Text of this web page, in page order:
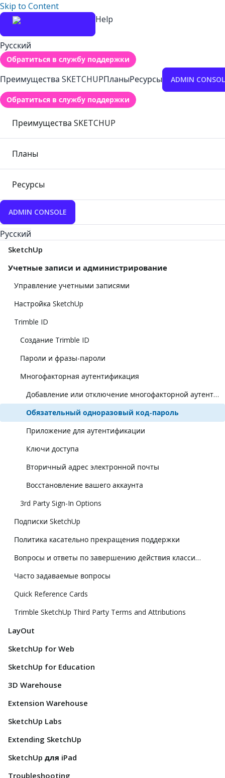
Skip to Content
Help
Русский
Обратиться в службу поддержки
Преимущества SKETCHUPПланыРесурсы ADMIN
Обратиться в службу поддержки
Преимущества SKETCHUP
Планы
Ресурсы
ADMIN CONSOLE
Русский
SketchUp
Учетные записи и администрирование
Управление учетными записями
Настройка SketchUp
Trimble ID
Создание Trimble ID
Пароли и фразы-пароли
Многофакторная аутентификация
Добавление или отключение многофакторной аутентификации
Обязательный одноразовый код-пароль
Приложение для аутентификации
Ключи доступа
Вторичный адрес электронной почты
Восстановление вашего аккаунта
3rd Party Sign-In Options
Подписки SketchUp
Политика касательно прекращения поддержки
Вопросы и ответы по завершению действия классической лицензии
Часто задаваемые вопросы
Quick Reference Cards
Trimble SketchUp Third Party Terms and Attributions
LayOut
SketchUp for Web
SketchUp for Education
3D Warehouse
Extension Warehouse
SketchUp Labs
Extending SketchUp
SketchUp для iPad
Troubleshooting